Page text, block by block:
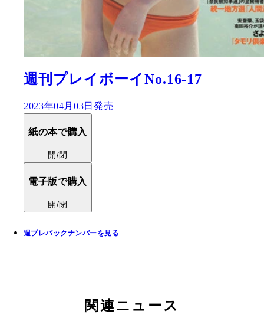
週刊プレイボーイNo.16-17
2023年04月03日発売
紙の本で購入
開/閉
電子版で購入
開/閉
週プレバックナンバーを見る
関連ニュース